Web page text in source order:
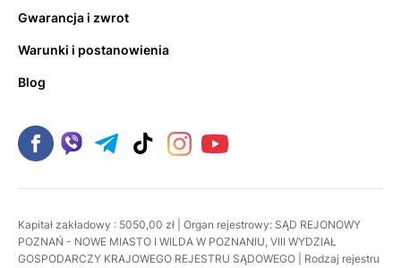
Gwarancja i zwrot
Warunki i postanowienia
Blog
Kapitał zakładowy : 5050,00 zł | Organ rejestrowy: SĄD REJONOWY
POZNAŃ - NOWE MIASTO I WILDA W POZNANIU, VIII WYDZIAŁ
GOSPODARCZY KRAJOWEGO REJESTRU SĄDOWEGO | Rodzaj rejestru